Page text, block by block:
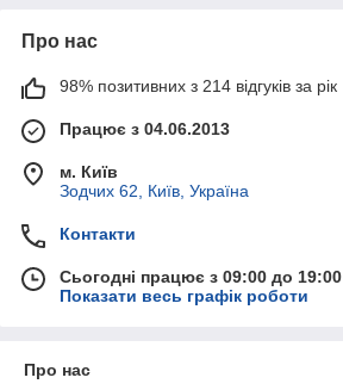
Про нас
98% позитивних з 214 відгуків за рік
Працює з 04.06.2013
м. Київ
Зодчих 62, Київ, Україна
Контакти
Сьогодні працює з 09:00 до 19:00
Показати весь графік роботи
Про нас